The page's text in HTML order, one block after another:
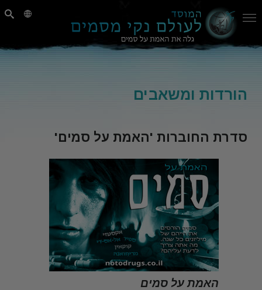
הורדות ומשאבים
סדרת החוברות 'האמת על סמים'
האמת על סמים